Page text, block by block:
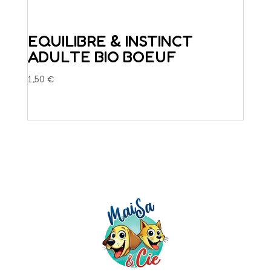
EQUILIBRE & INSTINCT
ADULTE BIO BOEUF
1,50 €